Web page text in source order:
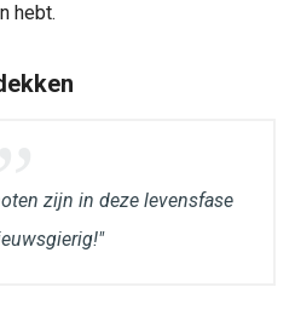
hebt.
zijn in deze levensfase